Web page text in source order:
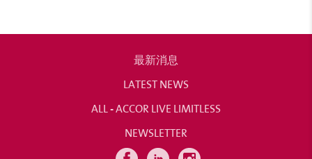
最新消息
LATEST NEWS
ALL - ACCOR LIVE LIMITLESS
NEWSLETTER